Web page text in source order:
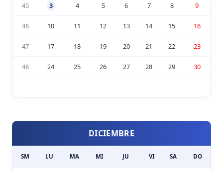
45 3 4 5 6 7 8 9
46 10 11 12 13 14 15 16
47 17 18 19 20 21 22 23
48 24 25 26 27 28 29 30
DICIEMBRE
SM LU MA MI JU VI SA DO